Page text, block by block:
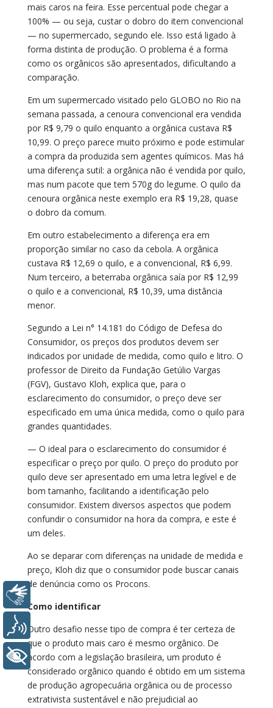
mais caros na feira. Esse percentual pode chegar a
100% — ou seja, custar o dobro do item convencional
— no supermercado, segundo ele. Isso está ligado à
forma distinta de produção. O problema é a forma
como os orgânicos são apresentados, dificultando a
comparação.
Em um supermercado visitado pelo GLOBO no Rio na
semana passada, a cenoura convencional era vendida
por R$ 9,79 o quilo enquanto a orgânica custava R$
10,99. O preço parece muito próximo e pode estimular
a compra da produzida sem agentes químicos. Mas há
uma diferença sutil: a orgânica não é vendida por quilo,
mas num pacote que tem 570g do legume. O quilo da
cenoura orgânica neste exemplo era R$ 19,28, quase
o dobro da comum.
Em outro estabelecimento a diferença era em
proporção similar no caso da cebola. A orgânica
custava R$ 12,69 o quilo, e a convencional, R$ 6,99.
Num terceiro, a beterraba orgânica saía por R$ 12,99
o quilo e a convencional, R$ 10,39, uma distância
menor.
Segundo a Lei n° 14.181 do Código de Defesa do
Consumidor, os preços dos produtos devem ser
indicados por unidade de medida, como quilo e litro. O
professor de Direito da Fundação Getúlio Vargas
(FGV), Gustavo Kloh, explica que, para o
esclarecimento do consumidor, o preço deve ser
especificado em uma única medida, como o quilo para
grandes quantidades.
— O ideal para o esclarecimento do consumidor é
especificar o preço por quilo. O preço do produto por
quilo deve ser apresentado em uma letra legível e de
bom tamanho, facilitando a identificação pelo
consumidor. Existem diversos aspectos que podem
confundir o consumidor na hora da compra, e este é
um deles.
Ao se deparar com diferenças na unidade de medida e
preço, Kloh diz que o consumidor pode buscar canais
de denúncia como os Procons.
Como identificar
Outro desafio nesse tipo de compra é ter certeza de
que o produto mais caro é mesmo orgânico. De
acordo com a legislação brasileira, um produto é
considerado orgânico quando é obtido em um sistema
de produção agropecuária orgânica ou de processo
extrativista sustentável e não prejudicial ao
Voz
+ Acessibilidade